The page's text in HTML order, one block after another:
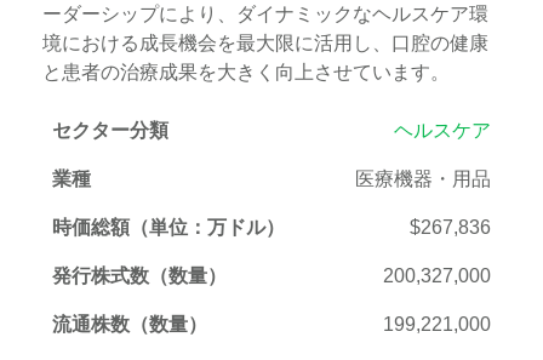
ーダーシップにより、ダイナミックなヘルスケア環
境における成長機会を最大限に活用し、口腔の健康
と患者の治療成果を大きく向上させています。
セクター分類 ヘルスケア
業種 医療機器・用品
時価総額（単位：万ドル） $267,836
発行株式数（数量） 200,327,000
流通株数（数量） 199,221,000